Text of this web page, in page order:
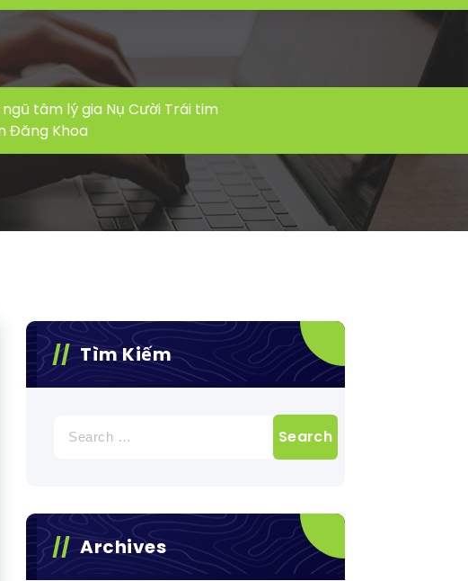
tâm lý gia Nụ Cười Trái tim
Đăng Khoa
Tìm Kiếm
for:
Archives